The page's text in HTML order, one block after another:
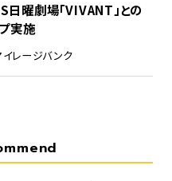
日曜劇場「VIVANT」との
実施
レージバンク